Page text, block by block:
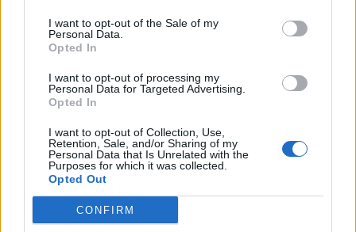
I want to opt-out of the Sale of my
Personal Data.
Opted In
I want to opt-out of processing my
Personal Data for Targeted Advertising.
Opted In
I want to opt-out of Collection, Use,
Retention, Sale, and/or Sharing of my
Personal Data that Is Unrelated with the
Purposes for which it was collected.
Opted Out
CONFIRM
NOVINKY
Obděnice vzpomínaly na filmovou legendu
6. 8. 2026